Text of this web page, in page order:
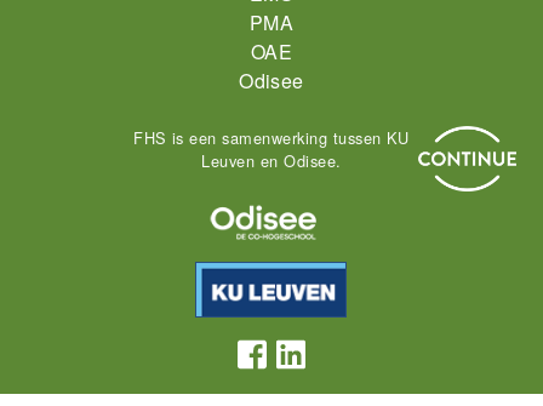
PMA
OAE
Odisee
FHS is een samenwerking tussen KU
Leuven en Odisee.